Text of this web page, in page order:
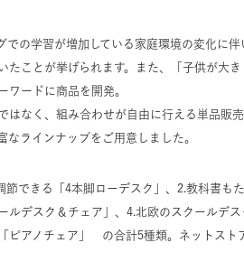
での学習が増加している家庭環境の変化に
たことが挙げられます。また、「子供が大
ワードに商品を開発。
はなく、組み合わせが自由に行える単品販
なラインナップをご用意しました。
節できる「4本脚ローデスク」、2.教科書も
ルデスク＆チェア」、4.北欧のスクールデ
ピアノチェア」 の合計5種類。ネットスト